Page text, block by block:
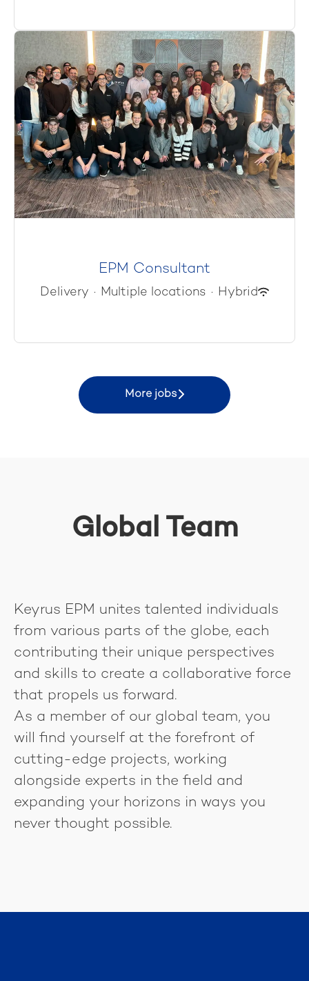
EPM Consultant
Delivery · Multiple locations · Hybrid
More jobs
Global Team
Keyrus EPM unites talented individuals
from various parts of the globe, each
contributing their unique perspectives
and skills to create a collaborative force
that propels us forward.
As a member of our global team, you
will find yourself at the forefront of
cutting-edge projects, working
alongside experts in the field and
expanding your horizons in ways you
never thought possible.